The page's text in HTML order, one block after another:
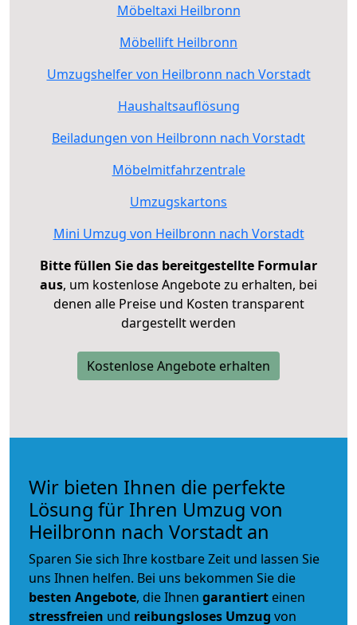
Möbeltaxi Heilbronn
Möbellift Heilbronn
Umzugshelfer von Heilbronn nach Vorstadt
Haushaltsauflösung
Beiladungen von Heilbronn nach Vorstadt
Möbelmitfahrzentrale
Umzugskartons
Mini Umzug von Heilbronn nach Vorstadt
Bitte füllen Sie das bereitgestellte Formular
aus, um kostenlose Angebote zu erhalten, bei
denen alle Preise und Kosten transparent
dargestellt werden
Kostenlose Angebote erhalten
Wir bieten Ihnen die perfekte
Lösung für Ihren Umzug von
Heilbronn nach Vorstadt an
Sparen Sie sich Ihre kostbare Zeit und lassen Sie
uns Ihnen helfen. Bei uns bekommen Sie die
besten Angebote, die Ihnen garantiert einen
stressfreien und reibungsloses Umzug von